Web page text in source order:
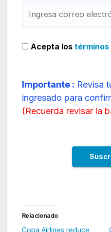
Acepta los términos
Importante : Revisa
ingresado para
(Recuerda revisar la
Relacionado
Copa Airlines reduce